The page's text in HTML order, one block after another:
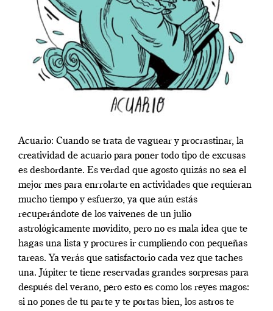
Acuario: Cuando se trata de vaguear y procrastinar, la
creatividad de acuario para poner todo tipo de excusas
es desbordante. Es verdad que agosto quizás no sea el
mejor mes para enrrolarte en actividades que requieran
mucho tiempo y esfuerzo, ya que aún estás
recuperándote de los vaivenes de un julio
astrológicamente movidito, pero no es mala idea que te
hagas una lista y procures ir cumpliendo con pequeñas
tareas. Ya verás que satisfactorio cada vez que taches
una. Júpiter te tiene reservadas grandes sorpresas para
después del verano, pero esto es como los reyes magos:
si no pones de tu parte y te portas bien, los astros te